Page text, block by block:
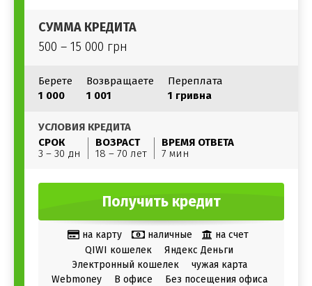
СУММА КРЕДИТА
500 – 15 000 грн
Берете
1 000
Возвращаете
1 001
Переплата
1 гривна
УСЛОВИЯ КРЕДИТА
СРОК
3 – 30 дн
ВОЗРАСТ
18 – 70 лет
ВРЕМЯ ОТВЕТА
7 мин
Получить кредит
на карту наличные
на счет
QIWI кошелек
Яндекс Деньги
Электронный кошелек
чужая карта
Webmoney
В офисе Без посещения офиса